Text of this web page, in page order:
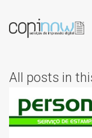
All posts in